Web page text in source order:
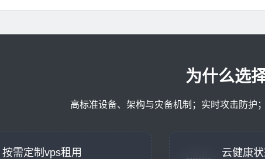
为什么选
高标准设备、架构与灾备机制；实时攻击防护
按需定制vps租用 云健康